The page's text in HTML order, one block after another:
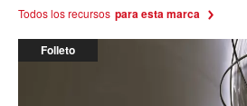
Todos los recursos para esta marca
Folleto